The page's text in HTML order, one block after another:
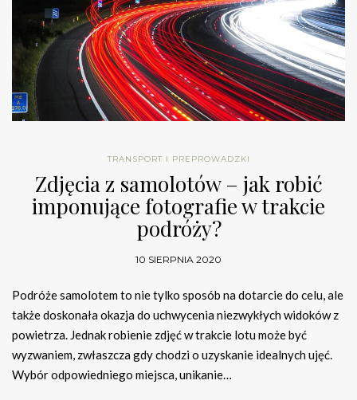
TRANSPORT I PREPROWADZKI
Zdjęcia z samolotów – jak robić
imponujące fotografie w trakcie
podróży?
10 SIERPNIA 2020
Podróże samolotem to nie tylko sposób na dotarcie do celu, ale
także doskonała okazja do uchwycenia niezwykłych widoków z
powietrza. Jednak robienie zdjęć w trakcie lotu może być
wyzwaniem, zwłaszcza gdy chodzi o uzyskanie idealnych ujęć.
Wybór odpowiedniego miejsca, unikanie…